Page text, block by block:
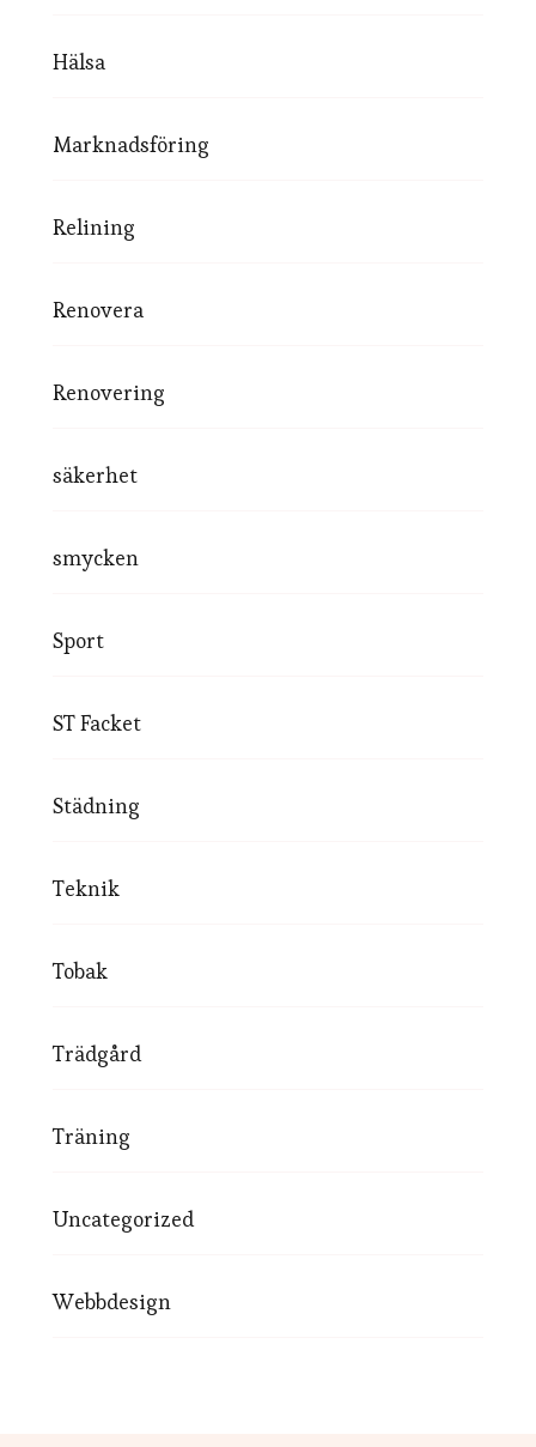
Hälsa
Marknadsföring
Relining
Renovera
Renovering
säkerhet
smycken
Sport
ST Facket
Städning
Teknik
Tobak
Trädgård
Träning
Uncategorized
Webbdesign